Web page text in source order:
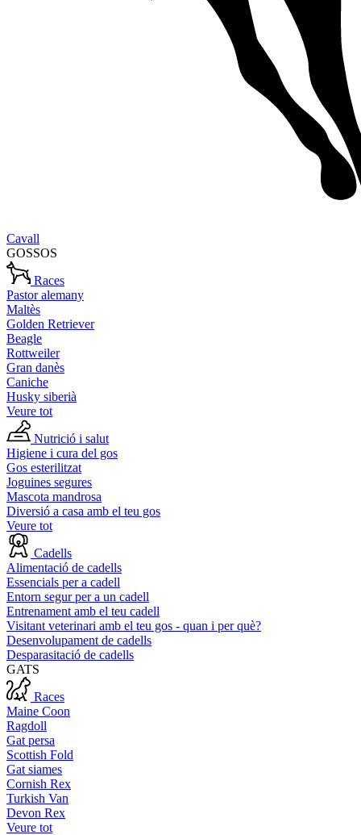
Cavall
GOSSOS
Races
Pastor alemany
Maltès
Golden Retriever
Beagle
Rottweiler
Gran danès
Caniche
Husky siberià
Veure tot
Nutrició i salut
Higiene i cura del gos
Gos esterilitzat
Joguines segures
Mascota mandrosa
Diversió a casa amb el teu gos
Veure tot
Cadells
Alimentació de cadells
Essencials per a cadell
Entorn segur per a un cadell
Entrenament amb el teu cadell
Visitant veterinari amb el teu gos - quan i per què?
Desenvolupament de cadells
Desparasitació de cadells
GATS
Races
Maine Coon
Ragdoll
Gat persa
Scottish Fold
Gat siames
Cornish Rex
Turkish Van
Devon Rex
Veure tot